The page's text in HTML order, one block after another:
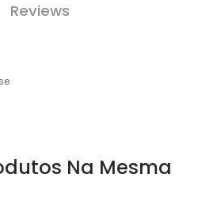
Reviews
Na Mesma